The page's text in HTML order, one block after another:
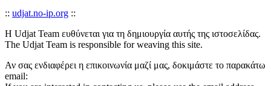
:: udjat.no-ip.org ::
Η Udjat Team ευθύνεται για τη δημιουργία αυτής της ιστοσελίδας.
The Udjat Team is responsible for weaving this site.
Αν σας ενδιαφέρει η επικοινωνία μαζί μας, δοκιμάστε το παρακάτω
email: